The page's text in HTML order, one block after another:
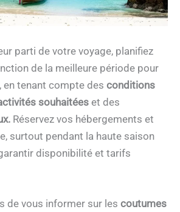
parti de votre voyage, planifiez
de la meilleure période pour
en tenant compte des conditions
souhaitées et des
Réservez vos hébergements et
surtout pendant la haute saison
disponibilité et tarifs
de vous informer sur les coutumes